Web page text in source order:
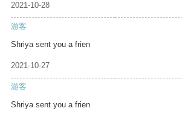
2021-10-28
游客
Shriya sent you a frien
2021-10-27
游客
Shriya sent you a frien